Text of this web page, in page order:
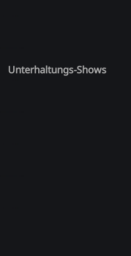
Unterhaltungs-Shows